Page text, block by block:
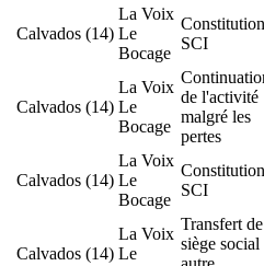
Calvados (14)
La Voix
Le
Bocage
Constitution
SCI
Calvados (14)
La Voix
Le
Bocage
de l'activité
malgré les
pertes
Calvados (14)
La Voix
Le
Bocage
Constitution
SCI
Calvados (14)
La Voix
Le
Transfert de
siège social